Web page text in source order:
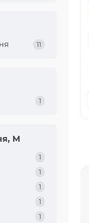
11
1
М
1
1
1
1
1